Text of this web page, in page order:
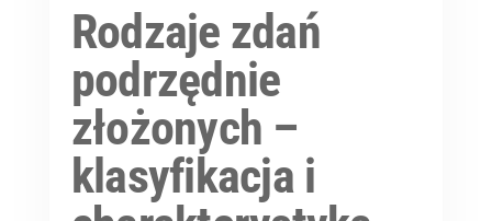
Rodzaje zdań
podrzędnie
złożonych –
klasyfikacja i